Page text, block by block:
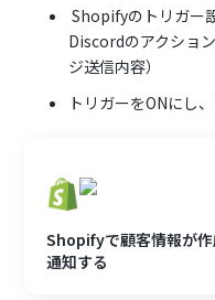
Shopifyのトリガー
Discordのアクショ
ジ送信内容）
トリガーをONにし
Shopifyで顧客情報が
通知する